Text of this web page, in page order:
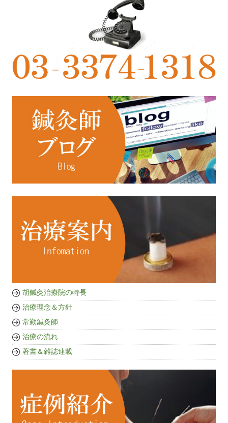
胡鍼灸治療院の特長
治療理念＆方針
常勤鍼灸師
治療の流れ
著書＆雑誌連載